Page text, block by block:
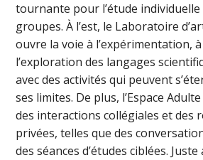
tournante pour l’étude
groupes. À l’est, le Laboratoire
ouvre la voie à l’expérimentation, à
l’exploration des langages
avec des activités qui peuvent
ses limites. De plus, l’Espace
des interactions collégiales et des
privées, telles que des
des séances d’études ciblées.